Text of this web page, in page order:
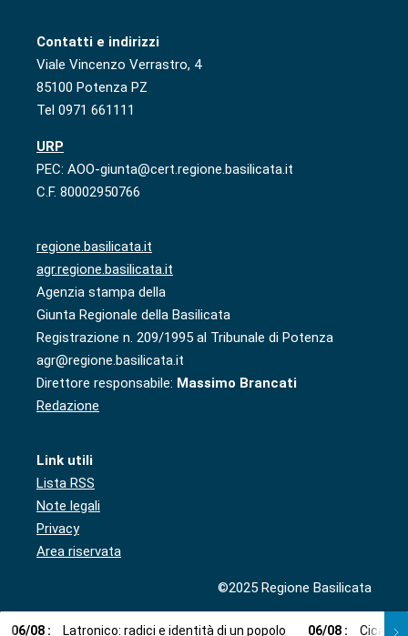
Contatti e indirizzi
Viale Vincenzo Verrastro, 4
85100 Potenza PZ
Tel 0971 661111
URP
PEC: AOO-giunta@cert.regione.basilicata.it
C.F. 80002950766
regione.basilicata.it
agr.regione.basilicata.it
Agenzia stampa della
Giunta Regionale della Basilicata
Registrazione n. 209/1995 al Tribunale di Potenza
agr@regione.basilicata.it
Direttore responsabile: Massimo Brancati
Redazione
Link utili
Lista RSS
Note legali
Privacy
Area riservata
©2025 Regione Basilicata
06/08 : Latronico: radici e identità di un popolo 06/08 : Cicala: